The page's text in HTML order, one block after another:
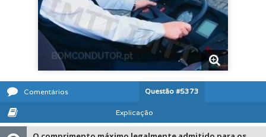
Comentários Questão #5373
Explicação